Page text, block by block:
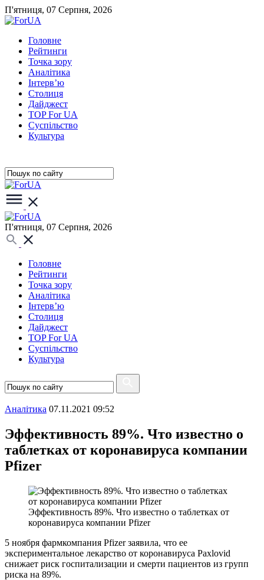
П'ятниця, 07 Серпня, 2026
Головне
Рейтинги
Точка зору
Аналітика
Інтерв’ю
Столиця
Дайджест
TOP For UA
Суспiльство
Культура
П'ятниця, 07 Серпня, 2026
Головне
Рейтинги
Точка зору
Аналітика
Інтерв’ю
Столиця
Дайджест
TOP For UA
Суспiльство
Культура
Аналітика 07.11.2021 09:52
Эффективность 89%. Что известно о
таблетках от коронавируса компании
Pfizer
Эффективность 89%. Что известно о таблетках от
коронавируса компании Pfizer
5 ноября фармкомпания Pfizer заявила, что ее
экспериментальное лекарство от коронавируса Paxlovid
снижает риск госпитализации и смерти пациентов из групп
риска на 89%.